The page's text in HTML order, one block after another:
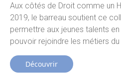
Aux côtés de Droit comme un
2019, le barreau soutient ce
permettre aux jeunes talents
pouvoir rejoindre les métiers
Découvrir